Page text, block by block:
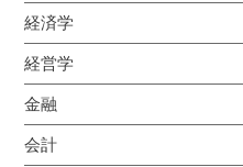
経済学
経営学
金融
会計